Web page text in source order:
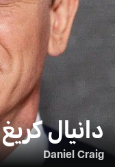
دانيال كريغ
Daniel Craig